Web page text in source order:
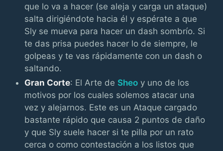
que lo va a hacer (se aleja y carga un ataque)
salta dirigiéndote hacia él y espérate a que
Sly se mueva para hacer un dash sombrío. Si
te das prisa puedes hacer lo de siempre, le
golpeas y te vas rápidamente con un dash o
saltando.
Gran Corte: El Arte de Sheo y uno de los
motivos por los cuales solemos atacar una
vez y alejarnos. Este es un Ataque cargado
bastante rápido que causa 2 puntos de daño
y que Sly suele hacer si te pilla por un rato
cerca o como contestación a los listos que